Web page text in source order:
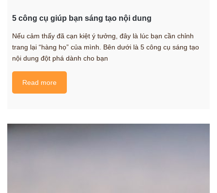
5 công cụ giúp bạn sáng tạo nội dung
Nếu cảm thấy đã cạn kiệt ý tưởng, đây là lúc bạn cần chỉnh
trang lại “hàng họ” của mình. Bên dưới là 5 công cụ sáng tạo
nội dung đột phá dành cho bạn
Read more